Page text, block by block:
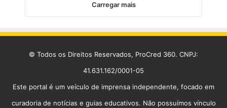
Carregar mais
© Todos os Direitos Reservados, ProCred 360. CNPJ:
41.631.162/0001-05
Este portal é um veículo de imprensa independente, focado em
curadoria de notícias e guias educativos. Não possuímos vínculo